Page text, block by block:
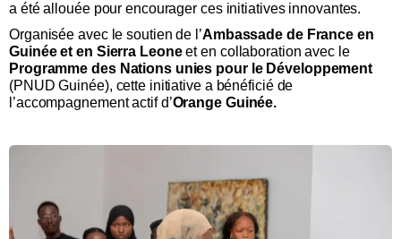
a été allouée pour encourager ces initiatives innovantes.
Organisée avec le soutien de l’Ambassade de France en
Guinée et en Sierra Leoneet en collaboration avec le
Programme des Nations unies pour le Développement
(PNUD Guinée), cette initiative a bénéficié de
l’accompagnement actif d’Orange Guinée.